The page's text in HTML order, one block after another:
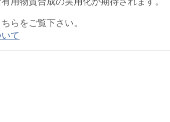
らをご覧下さい。
て